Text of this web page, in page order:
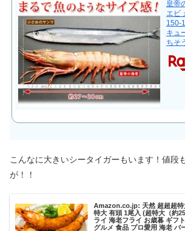
皇帝
エビ
150-
キュ
ちそ
こんなに大きいシータイガーもいます！値段
が！！
Amazon.co.jp: 天然 超超超特
特大 有頭 1尾入 (超特大（約
ライ 海老フライ お歳暮 ギフ
グルメ 食品 プロ愛用 海老 バ